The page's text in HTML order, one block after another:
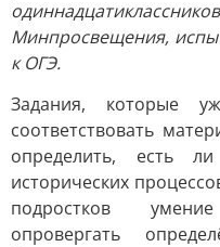
Минпросвещения,
к ОГЭ.
Задания, которые
соответствовать
определить, есть
исторических
подростков
опровергать